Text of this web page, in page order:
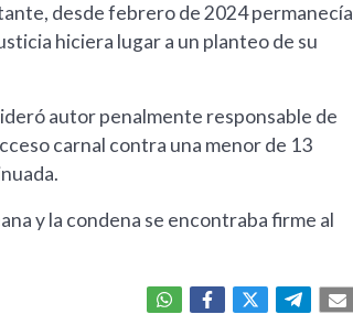
desde febrero de 2024 permanecía
hiciera lugar a un planteo de su
autor penalmente responsable de
carnal contra una menor de 13
y la condena se encontraba firme al